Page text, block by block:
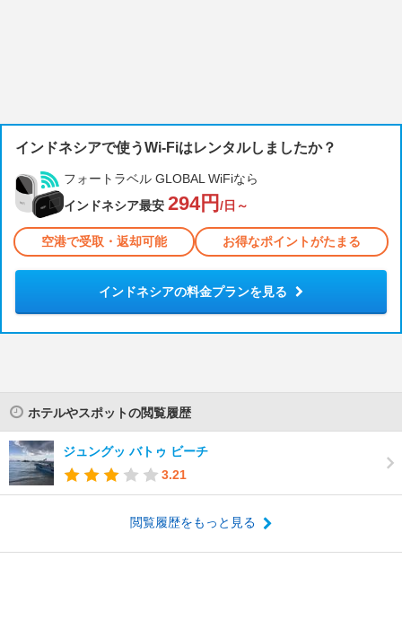
インドネシアで使うWi-Fiはレンタルしましたか？
フォートラベル GLOBAL WiFiなら
インドネシア最安 294円 /日～
空港で受取・返却可能 お得なポイントがたまる
インドネシアの料金プランを見る
ホテルやスポットの閲覧履歴
ジュングッ バトゥ ビーチ
3.21
閲覧履歴をもっと見る